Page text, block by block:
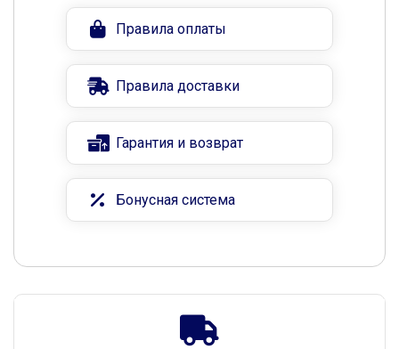
Правила оплаты
Правила доставки
Гарантия и возврат
Бонусная система